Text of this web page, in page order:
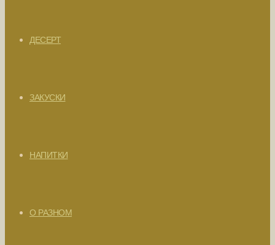
ДЕСЕРТ
ЗАКУСКИ
НАПИТКИ
О РАЗНОМ